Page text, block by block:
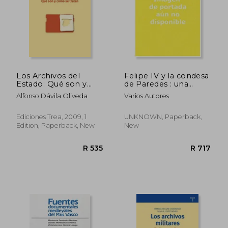
Los Archivos del
Estado: Qué son y
Cómo se Tratan
(Archivos Siglo Xxi) (in
Alfonso Dávila Oliveda
Ediciones Trea, 2009, 1
Edition, Paperback, New
Felipe IV y la condesa
de Paredes : una
colección epistolar
del Rey en el Archivo
(in Spanish)
Varios Autores
UNKNOWN, Paperback,
New